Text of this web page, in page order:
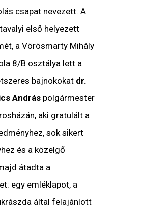
csapat nevezett. A
első helyezett
a Vörösmarty Mihály
8/B osztálya lett a
bajnokokat dr.
András polgármester
aki gratulált a
sok sikert
és a közelgő
átadta a
egy emléklapot, a
által felajánlott